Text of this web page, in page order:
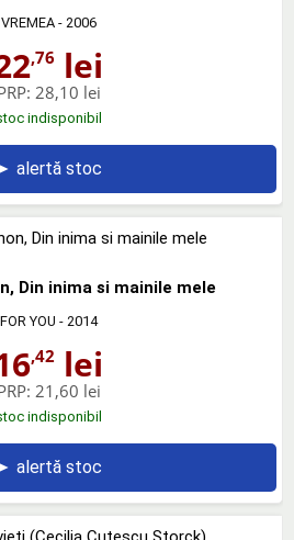
VREMEA- 2006
,76 lei
28,10 lei
indisponibil
alertă stoc
Din inima si mainile mele
FOR YOU - 2014
,42 lei
21,60 lei
indisponibil
alertă stoc